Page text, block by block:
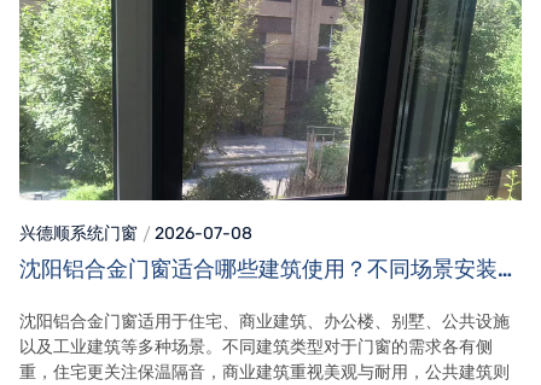
兴德顺系统门窗 2026-07-08
沈阳铝合金门窗适合哪些建筑使用？不同场景安装需
沈阳铝合金门窗适用于住宅、商业建筑、办公楼、别墅、公共设施
以及工业建筑等多种场景。不同建筑类型对于门窗的需求各有侧
重，住宅更关注保温隔音，商业建筑重视美观与耐用，公共建筑则